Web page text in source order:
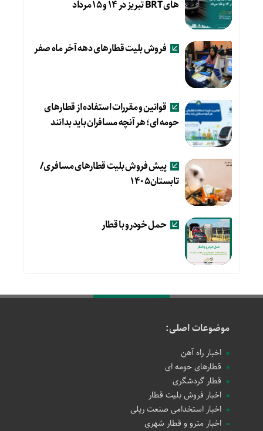
های BRT تبریز در ۱۴ و ۱۵ مرداد
فروش بلیت قطارهای دهه آخر ماه صفر
قوانین و مقررات استفاده از قطارهای
حومه ای؛ هر آنچه مسافران باید بدانند
پیش فروش بلیت قطارهای مسافری/
تابستان۱۴۰۵
حمل خودرو با قطار
موضوعات اصلی:
اخبار راه آهن
قطارهای حومه ای
قطار گردشگری
اخبار فروش بلیت قطار
اخبار استخدامی صنعت ریلی
اخبار مترو و قطار شهری